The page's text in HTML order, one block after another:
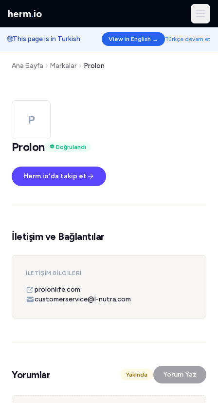
herm.io
🌐This page is in Turkish. View in English → Türkçe devam et
Ana Sayfa Markalar Prolon
P
Prolon
Doğrulandı
Herm.io'da takip et
İletişim ve Bağlantılar
İLETIŞIM BILGILERI
prolonlife.com
customerservice@l-nutra.com
Yorumlar Yakında Yorum Yaz